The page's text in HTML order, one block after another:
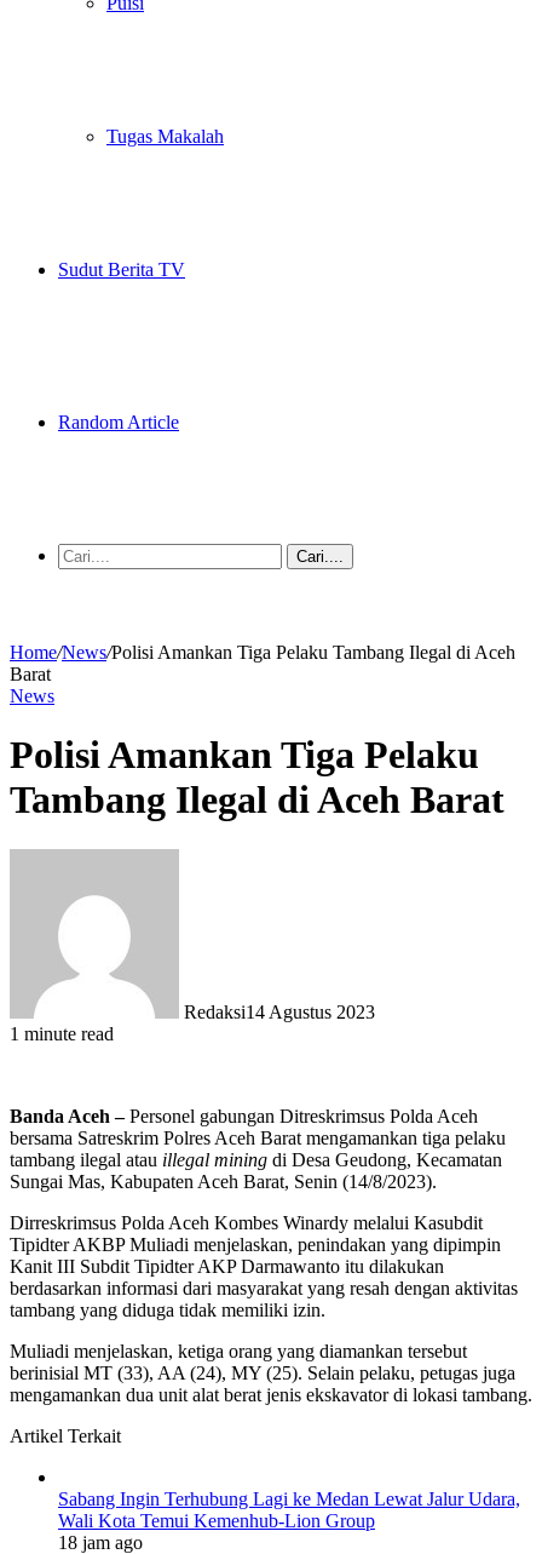
Tugas Makalah
Sudut Berita TV
Random Article
Cari....
Home/News/Polisi Amankan Tiga Pelaku Tambang Ilegal di Aceh
Barat
News
Polisi Amankan Tiga Pelaku
Tambang Ilegal di Aceh Barat
Redaksi14 Agustus 2023
1 minute read
Banda Aceh –Personel gabungan Ditreskrimsus Polda Aceh
bersama Satreskrim Polres Aceh Barat mengamankan tiga pelaku
tambang ilegal atau illegal mining di Desa Geudong, Kecamatan
Sungai Mas, Kabupaten Aceh Barat, Senin (14/8/2023).
Dirreskrimsus Polda Aceh Kombes Winardy melalui Kasubdit
Tipidter AKBP Muliadi menjelaskan, penindakan yang dipimpin
Kanit III Subdit Tipidter AKP Darmawanto itu dilakukan
berdasarkan informasi dari masyarakat yang resah dengan aktivitas
tambang yang diduga tidak memiliki izin.
Muliadi menjelaskan, ketiga orang yang diamankan tersebut
berinisial MT (33), AA (24), MY (25). Selain pelaku, petugas juga
mengamankan dua unit alat berat jenis ekskavator di lokasi tambang.
Artikel Terkait
Sabang Ingin Terhubung Lagi ke Medan Lewat Jalur Udara,
Wali Kota Temui Kemenhub-Lion Group
18 jam ago